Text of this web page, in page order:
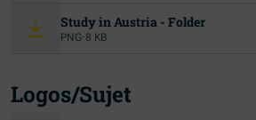
Study in Austria - Folder
PNG· 8 KB
Logos/Sujet